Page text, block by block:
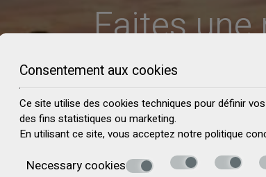
Faites
Consentement aux cookies
Ce site utilise des cookies techniques pour définir
des fins statistiques ou marketing.
En utilisant ce site, vous acceptez notre politique
Necessary cookies